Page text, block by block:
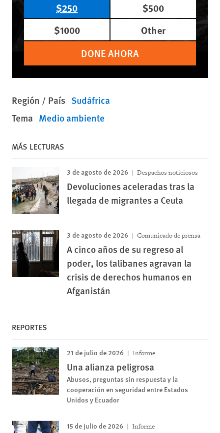
$250
$500
$1000
Other
DONE AHORA
Región / País Sudáfrica
Tema Medio ambiente
MÁS LECTURAS
3 de agosto de 2026 Despachos noticiosos
Devoluciones aceleradas tras la
llegada de migrantes a Ceuta
3 de agosto de 2026 Comunicado de prensa
A cinco años de su regreso al
poder, los talibanes agravan la
crisis de derechos humanos en
Afganistán
REPORTES
21 de julio de 2026 Informe
Una alianza peligrosa
Abusos, preguntas sin respuesta y la
cooperación en seguridad entre Estados
Unidos y Ecuador
15 de julio de 2026 Informe